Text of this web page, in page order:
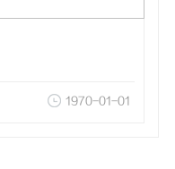
1970-01-01